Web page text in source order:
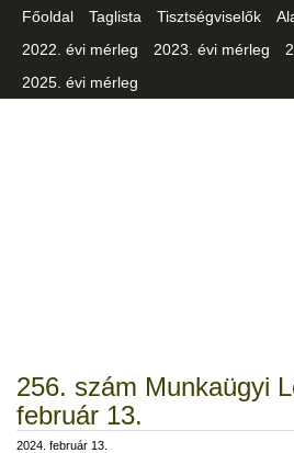
Főoldal Taglista Tisztségviselők
2022. évi mérleg
2023. évi mérleg
2025. évi mérleg
256. szám Munkaügyi
február 13.
2024. február 13.